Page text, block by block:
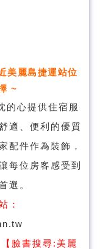
美麗島捷運站位
~
的心提供住宿服
適、便利的優質
配件作為裝飾，
每位房客感受到
選。
：
【臉書搜尋: 美麗